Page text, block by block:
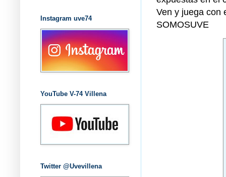
Ven y juega con
SOMOSUVE
Instagram uve74
YouTube V-74 Villena
Twitter @Uvevillena